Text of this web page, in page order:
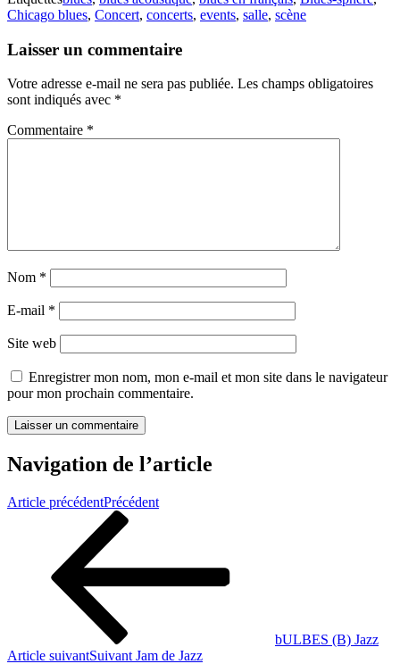
Chicago blues, Concert, concerts, events, salle, scène
Laisser un commentaire
Votre adresse e-mail ne sera pas publiée. Les champs obligatoires
sont indiqués avec *
Commentaire *
Nom *
E-mail *
Site web
Enregistrer mon nom, mon e-mail et mon site dans le navigateur
pour mon prochain commentaire.
Navigation de l’article
Article précédentPrécédent
bULBES (B) Jazz
Article suivantSuivant Jam de Jazz